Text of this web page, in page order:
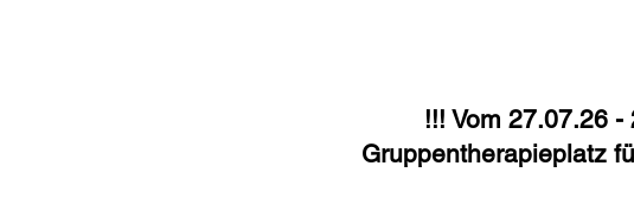
!!! Vom 27.07.26
Gruppentherapieplatz